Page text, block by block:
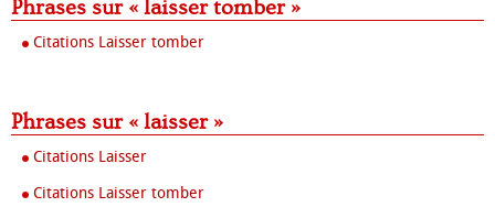
Phrases sur « laisser tomber »
Citations Laisser tomber
Phrases sur « laisser »
Citations Laisser
Citations Laisser tomber